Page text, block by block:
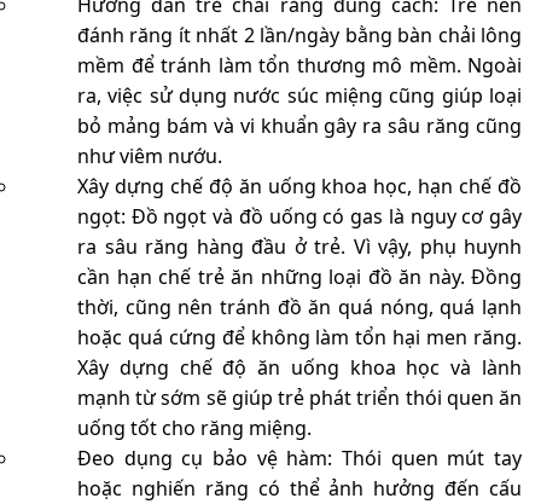
đánh răng ít nhất 2 lần/ngày bằng bàn chải lông
mềm để tránh làm tổn thương mô mềm. Ngoài
ra, việc sử dụng nước súc miệng cũng giúp loại
bỏ mảng bám và vi khuẩn gây ra sâu răng cũng
như viêm nướu.
Xây dựng chế độ ăn uống khoa học, hạn chế đồ
ngọt: Đồ ngọt và đồ uống có gas là nguy cơ gây
ra sâu răng hàng đầu ở trẻ. Vì vậy, phụ huynh
cần hạn chế trẻ ăn những loại đồ ăn này. Đồng
thời, cũng nên tránh đồ ăn quá nóng, quá lạnh
hoặc quá cứng để không làm tổn hại men răng.
Xây dựng chế độ ăn uống khoa học và lành
mạnh từ sớm sẽ giúp trẻ phát triển thói quen ăn
uống tốt cho răng miệng.
Đeo dụng cụ bảo vệ hàm: Thói quen mút tay
hoặc nghiến răng có thể ảnh hưởng đến cấu